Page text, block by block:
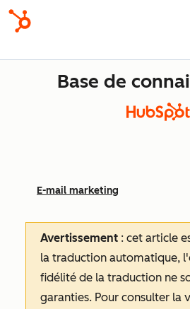
Base de
E-mail marketing
Avertissement : cet article
la traduction automatique,
fidélité de la traduction ne
garanties. Pour consulter la